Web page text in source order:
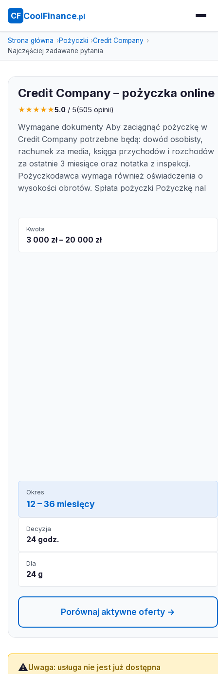
CF CoolFinance.pl
Strona główna Pożyczki
Credit Company
Najczęściej zadawane pytania
Credit Company – pożyczka online
★★★★★5.0 / 5(505 opinii)
Wymagane dokumenty Aby zaciągnąć pożyczkę w
Credit Company potrzebne będą: dowód osobisty,
rachunek za media, księga przychodów i rozchodów
za ostatnie 3 miesiące oraz notatka z inspekcji.
Pożyczkodawca wymaga również oświadczenia o
wysokości obrotów. Spłata pożyczki Pożyczkę nal
Kwota
3 000 zł – 20 000 zł
Okres
12 – 36 miesięcy
Decyzja
24 godz.
Dla
24 g
Porównaj aktywne oferty →
⚠️Uwaga: usługa nie jest już dostępna